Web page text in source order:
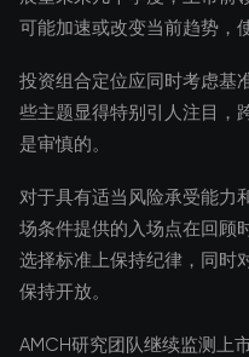
可能加速或改变当前趋势，
投资组合定位应同时考虑基
些主题显得特别引人注目，
是审慎的。
对于具有适当风险承受能力
场条件提供的入场点在回顾
选择标准上保持纪律，同时
保持开放。
AMCH研究团队继续监测上